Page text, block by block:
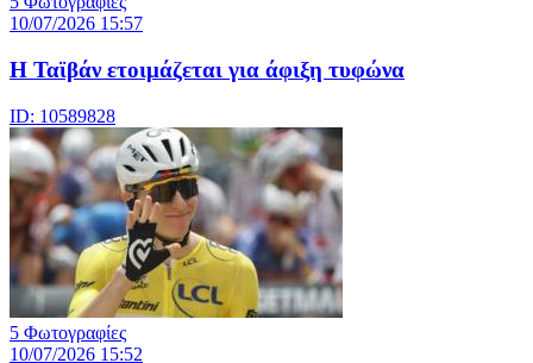
10/07/2026 15:57
Η Ταϊβάν ετοιμάζεται για άφιξη τυφώνα
ID: 10589828
5 Φωτογραφίες
10/07/2026 15:52